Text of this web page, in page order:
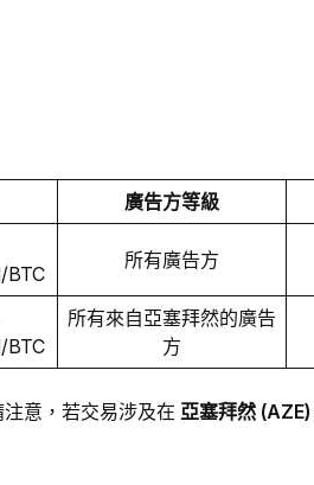
廣告方等級
BTC
所有廣告方
BTC
所有來自亞塞拜然的廣告
方
意，若交易涉及在 亞塞拜然 (AZE)